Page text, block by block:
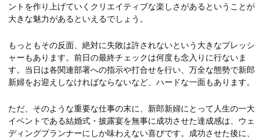
ントを作り上げていくクリエイティブな楽しさがあるということが
大きな魅力があるといえるでしょう。
もっともその反面、絶対に失敗は許されないという大きなプレッシ
ャーもあります。前日の最終チェックは何度も念入りに行ないま
す。当日は各関連部署への指示や打合せを行い、万全な態勢で新郎
新婦をお迎えしなければならないなど、ハードな一面もあります。
ただ、そのような重要な仕事の末に、新郎新婦にとって人生の一大
イベントである結婚式・披露宴を無事に成功させた達成感は、ウェ
ディングプランナーにしか味わえない喜びです。成功させた後に、